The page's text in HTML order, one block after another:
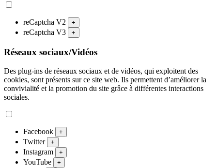
reCaptcha V2 +
reCaptcha V3 +
Réseaux sociaux/Vidéos
Des plug-ins de réseaux sociaux et de vidéos, qui exploitent des
cookies, sont présents sur ce site web. Ils permettent d’améliorer la
convivialité et la promotion du site grâce à différentes interactions
sociales.
Facebook +
Twitter +
Instagram +
YouTube +